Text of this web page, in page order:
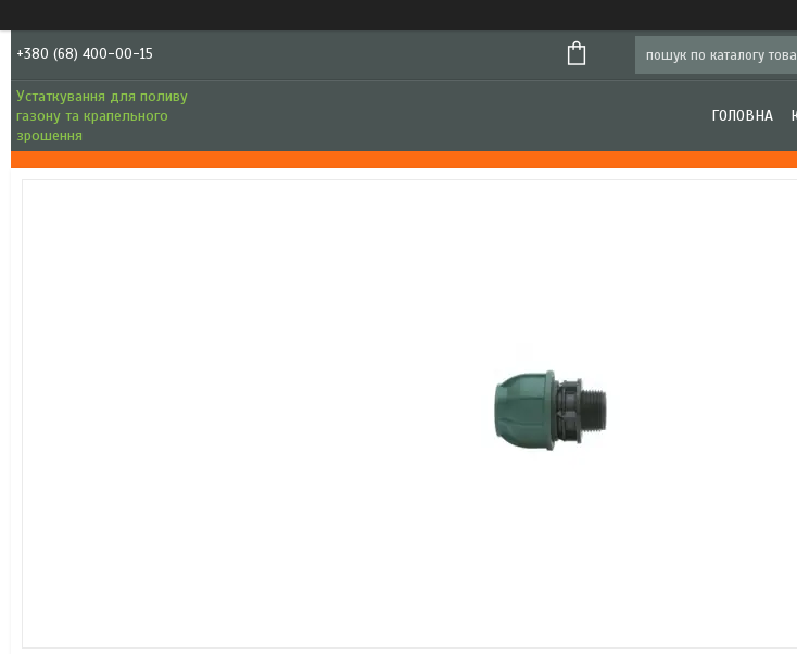
+380 (68) 400-00-15
Устаткування для поливу
газону та крапельного
зрошення
ГОЛОВНА